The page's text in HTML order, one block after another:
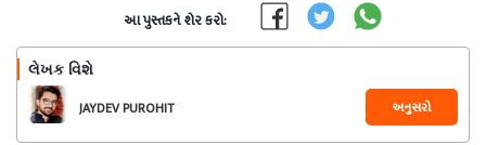
આ પુસ્તકને શેર કરો:
લેખક વિશે
JAYDEV PUROHIT અનુસરો